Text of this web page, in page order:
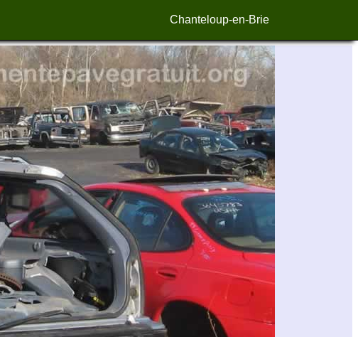
Chanteloup-en-Brie